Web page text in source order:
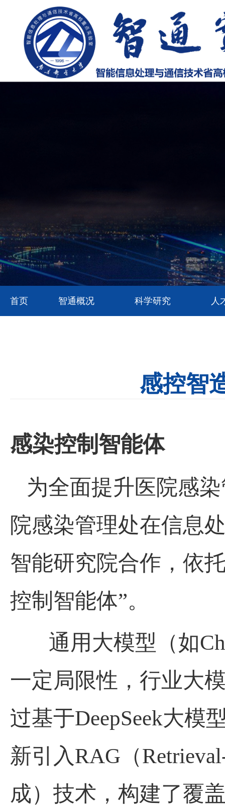
首页 智通概况 科学研究 人
感控智
感染控制智能体
为全面提升医院感
院感染管理处在信息
智能研究院合作，依
控制智能体”。
通用大模型（如
一定局限性，行业大
过基于DeepSeek大模
新引入RAG（
成）技术，构建了覆